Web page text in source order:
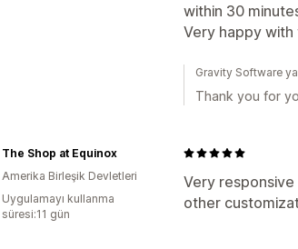
within 30
Very happy with
Gravity Software
Thank you for
Very
other
The Shop at Equinox
Amerika Birleşik Devletleri
Uygulamayı kullanma
süresi:11 gün